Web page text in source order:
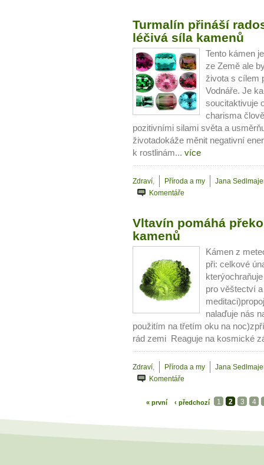
Turmalín přináší
léčivá síla kamenů
Tento kámen
ze Země ale
života s cílem
Vodnáře. Je
soucitaktivuje
charisma
pozitivními silami světa a
životadokáže měnit negativní
k rostlinám... více
Zdraví, Příroda a my
Jana
Komentáře
Vltavín pomáhá
kamenů
Kámen z
při: celkové
pro věštectví
nalaďuje nás
použitím na třetím oku na
rád zemi Reaguje na kosmické
Zdraví, Příroda a my
Jana
Komentáře
« první ‹ předchozí 1 2 3 4